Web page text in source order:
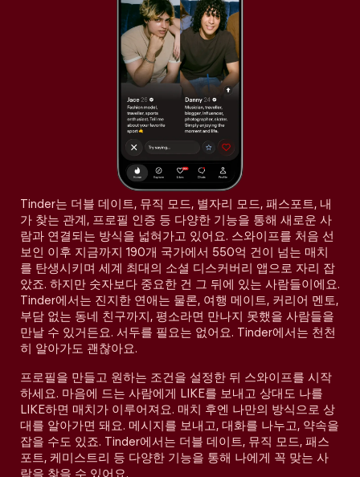
Tinder는 더블 데이트, 뮤직 모드, 별자리 모드, 패스포트, 내
가 찾는 관계, 프로필 인증 등 다양한 기능을 통해 새로운 사
람과 연결되는 방식을 넓혀가고 있어요. 스와이프를 처음 선
보인 이후 지금까지 190개 국가에서 550억 건이 넘는 매치
를 탄생시키며 세계 최대의 소셜 디스커버리 앱으로 자리 잡
았죠. 하지만 숫자보다 중요한 건 그 뒤에 있는 사람들이에요.
Tinder에서는 진지한 연애는 물론, 여행 메이트, 커리어 멘토,
부담 없는 동네 친구까지, 평소라면 만나지 못했을 사람들을
만날 수 있거든요. 서두를 필요는 없어요. Tinder에서는 천천
히 알아가도 괜찮아요.
프로필을 만들고 원하는 조건을 설정한 뒤 스와이프를 시작
하세요. 마음에 드는 사람에게 LIKE를 보내고 상대도 나를
LIKE하면 매치가 이루어져요. 매치 후엔 나만의 방식으로 상
대를 알아가면 돼요. 메시지를 보내고, 대화를 나누고, 약속을
잡을 수도 있죠. Tinder에서는 더블 데이트, 뮤직 모드, 패스
포트, 케미스트리 등 다양한 기능을 통해 나에게 꼭 맞는 사
람을 찾을 수 있어요.